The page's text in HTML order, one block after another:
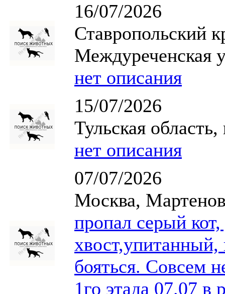
16/07/2026
Ставропольский
Междуреченская
нет описания
15/07/2026
Тульская
нет описания
07/07/2026
Москва,
пропал серый
бояться. Совсем
1го этада 07.07 в